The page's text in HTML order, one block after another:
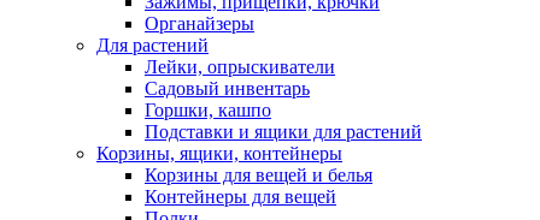
Органайзеры
Для растений
Лейки, опрыскиватели
Садовый инвентарь
Горшки, кашпо
Подставки и ящики для растений
Корзины, ящики, контейнеры
Корзины для вещей и белья
Контейнеры для вещей